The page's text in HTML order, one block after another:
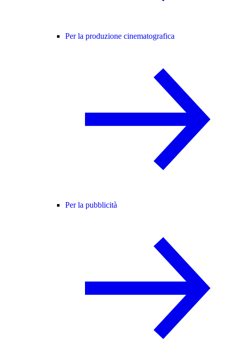
Per la produzione cinematografica
Per la pubblicità